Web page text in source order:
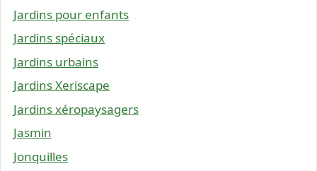
Jardins pour enfants
Jardins spéciaux
Jardins urbains
Jardins Xeriscape
Jardins xéropaysagers
Jasmin
Jonquilles